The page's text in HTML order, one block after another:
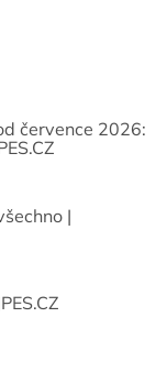
července 2026:
|